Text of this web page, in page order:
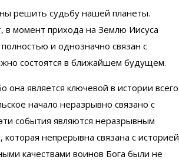
решить судьбу нашей планеты.
момент прихода на Землю Иисуса
и однозначно связан с
состоятся в ближайшем будущем.
она является ключевой в истории всего
начало неразрывно связано с
события являются неразрывным
непрерывна связана с историей
качествами воинов Бога были не